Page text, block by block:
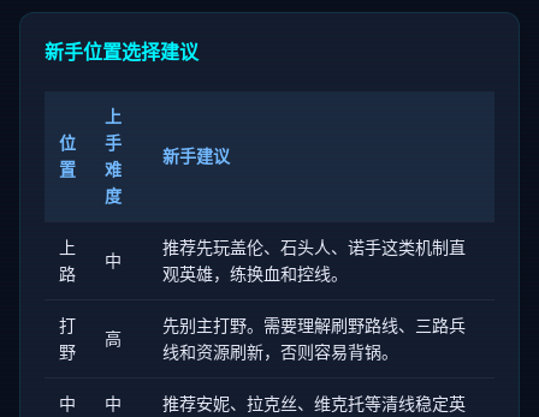
新手位置选择建议
位
置
上
手
难
度
新手建议
上
路
中
推荐先玩盖伦、石头人、诺手这类机制直
观英雄，练换血和控线。
打
野
高
先别主打野。需要理解刷野路线、三路兵
线和资源刷新，否则容易背锅。
中 中 推荐安妮、拉克丝、维克托等清线稳定英